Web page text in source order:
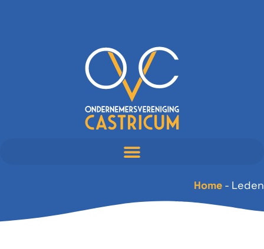
Home - Leden